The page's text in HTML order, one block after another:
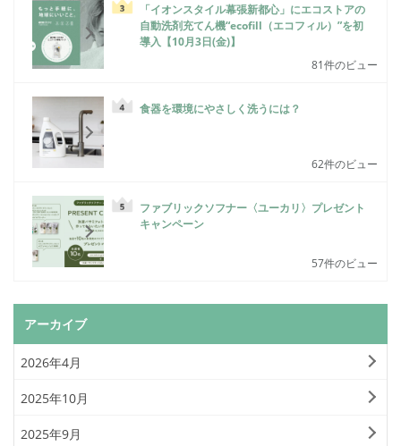
「イオンスタイル幕張新都心」にエコストアの
自動洗剤充てん機“ecofill（エコフィル）”を初
導入【10月3日(金)】
81件のビュー
食器を環境にやさしく洗うには？
62件のビュー
ファブリックソフナー〈ユーカリ〉プレゼント
キャンペーン
57件のビュー
アーカイブ
2026年4月
2025年10月
2025年9月